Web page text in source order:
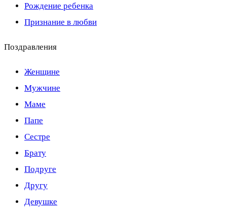
Рождение ребенка
Признание в любви
Поздравления
Женщине
Мужчине
Маме
Папе
Сестре
Брату
Подруге
Другу
Девушке